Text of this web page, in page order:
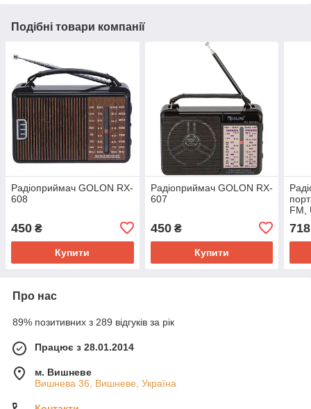
Подібні товари компанії
Радіоприймач GOLON RX-
608
450 ₴
Купити
Радіоприймач GOLON RX-
607
450₴
Купити
FM,
718
Про нас
89% позитивних з 289 відгуків за рік
Працює з 28.01.2014
м. Вишневе
Вишнева 36, Вишневе, Україна